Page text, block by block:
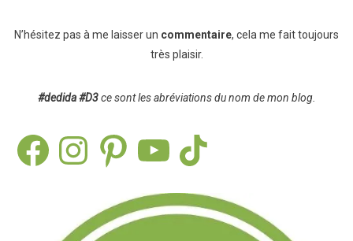
N’hésitez pas à me laisser un commentaire, cela me fait toujours
très plaisir.
#dedida #D3ce sont les abréviations du nom de mon blog.
FacebookInstagramPinterest TikTok